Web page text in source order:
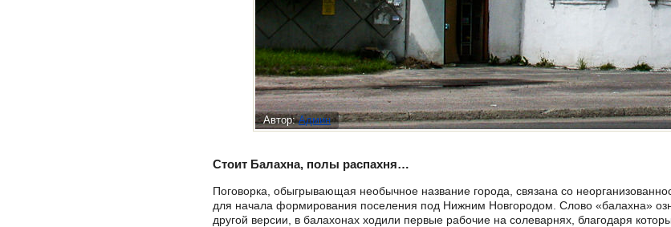
Автор:Админ
Стоит Балахна, полы распахня…
Поговорка, обыгрывающая необычное название города, связана со
для начала формирования поселения под Нижним Новгородом. Слово «балахна»
другой версии, в балахонах ходили первые рабочие на солеварнях, благодаря